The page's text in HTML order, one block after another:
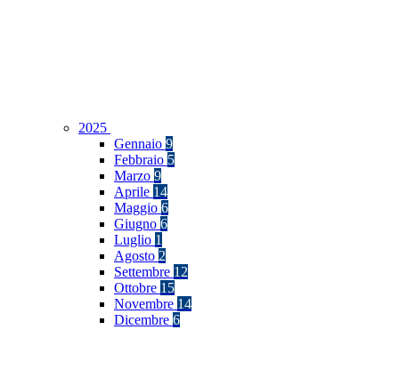
2025
Gennaio 9
Febbraio 5
Marzo 9
Aprile 14
Maggio 6
Giugno 6
Luglio 1
Agosto 2
Settembre 12
Ottobre 15
Novembre 14
Dicembre 6